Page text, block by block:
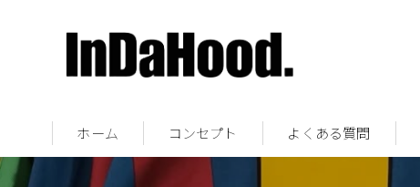
ホーム コンセプト よくある質問